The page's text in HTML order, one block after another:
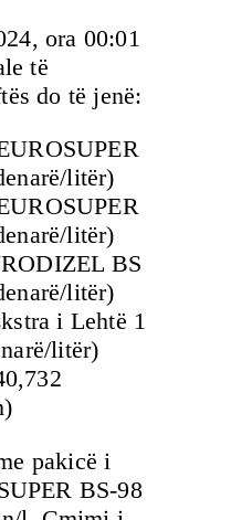
ora 00:01
të
do të jenë:
litër)
litër)
BS
litër)
i Lehtë 1
litër)
pakicë i
BS-98